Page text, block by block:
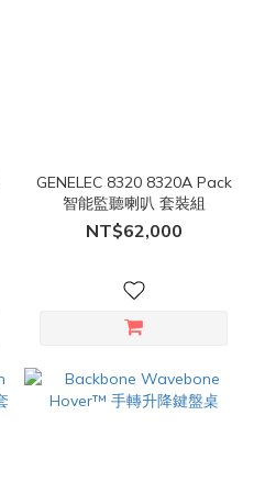
GENELEC 8320 8320A Pack
智能監聽喇叭 套裝組
NT$62,000